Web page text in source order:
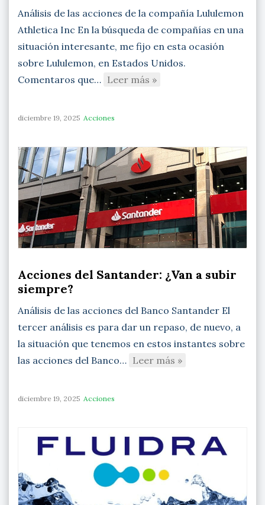
Análisis de las acciones de la compañía Lululemon
Athletica Inc En la búsqueda de compañías en una
situación interesante, me fijo en esta ocasión
sobre Lululemon, en Estados Unidos.
Comentaros que… Leer más »
diciembre 19, 2025 Acciones
Acciones del Santander: ¿Van a subir
siempre?
Análisis de las acciones del Banco Santander El
tercer análisis es para dar un repaso, de nuevo, a
la situación que tenemos en estos instantes sobre
las acciones del Banco… Leer más »
diciembre 19, 2025 Acciones